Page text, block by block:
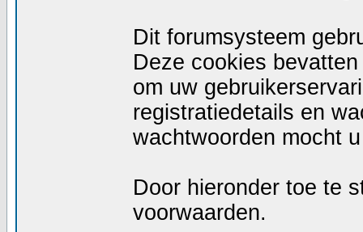
Dit forumsysteem
Deze cookies
om uw
registratiedetails en
wachtwoorden mocht
Door hieronder toe te
voorwaarden.